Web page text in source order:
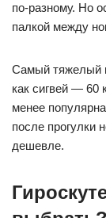
по-разному. Но
палкой между
Самый тяжелый
как сигвей — 60
менее
после прогулки
дешевле.